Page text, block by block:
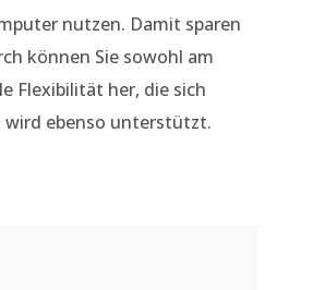
nutzen. Damit sparen
können Sie sowohl am
Flexibilität her, die sich
wird ebenso unterstützt.